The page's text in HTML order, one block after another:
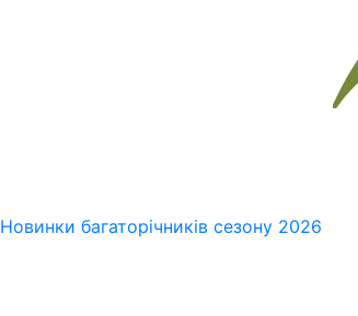
Новинки багаторічників сезону 2026